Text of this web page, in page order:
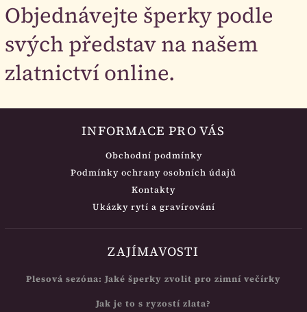
Objednávejte šperky podle
svých představ na našem
zlatnictví online.
INFORMACE PRO VÁS
Obchodní podmínky
Podmínky ochrany osobních údajů
Kontakty
Ukázky rytí a gravírování
ZAJÍMAVOSTI
Plesová sezóna: Jaké šperky zvolit pro zimní večírky
Jak je to s ryzostí zlata?